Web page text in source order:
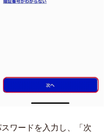
ワードを入力し、「次